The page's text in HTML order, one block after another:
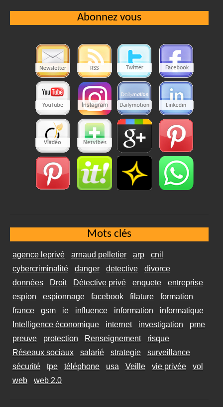
Abonnez vous
Mots clés
agence leprivé arnaud pelletier arp
cnil
cybercriminalité
danger detective
divorce
données
Droit Détective privé enquete
entreprise
espion
espionnage facebook filature
formation
france
gsm ie influence information
informatique
Intelligence économique
internet investigation
pme
preuve
protection Renseignement
risque
Réseaux sociaux
salarié strategie
surveillance
sécurité
tpe téléphone usa Veille vie privée
vol
web
web 2.0